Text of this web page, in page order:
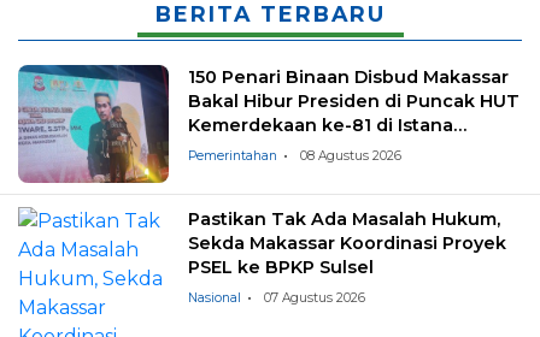
BERITA TERBARU
150 Penari Binaan Disbud Makassar
Bakal Hibur Presiden di Puncak HUT
Kemerdekaan ke-81 di Istana
Negara
Pemerintahan 08 Agustus 2026
Pastikan Tak Ada Masalah Hukum,
Sekda Makassar Koordinasi Proyek
PSEL ke BPKP Sulsel
Nasional 07 Agustus 2026